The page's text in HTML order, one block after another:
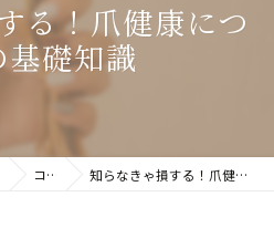
る！爪健康につ
基礎知識
コラム 知らなきゃ損する！爪健康についての基礎知識